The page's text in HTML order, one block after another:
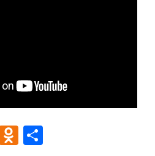
Odnoklassniki